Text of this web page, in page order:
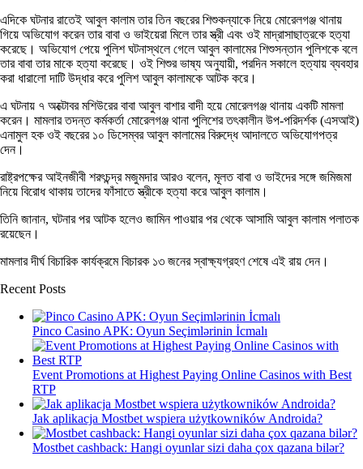
এদিকে ঘটনার রাতেই আবুল কালাম তার তিন বছরের শিশুকন্যাকে নিয়ে মোরেলগঞ্জ থানায়
গিয়ে অভিযোগ করেন তার বাবা ও ভাইয়েরা মিলে তার স্ত্রী এবং ওই মাদ্রাসাছাত্রকে হত্যা
করেছে। অভিযোগ পেয়ে পুলিশ ঘটনাস্থলে গেলে আবুল কালামের শিশুসন্তান পুলিশকে বলে
তার বাবা তার মাকে হত্যা করেছে। ওই শিশুর ভাষ্য অনুযায়ী, পরদিন সকালে হত্যায় ব্যবহার
করা ধারালো দাটি উদ্ধার করে পুলিশ আবুল কালামকে আটক করে।
এ ঘটনায় ৭ অক্টোবর মশিউরের বাবা আবুল বাশার বাদী হয়ে মোরেলগঞ্জ থানায় একটি মামলা
করেন। মামলার তদন্ত কর্মকর্তা মোরেলগঞ্জ থানা পুলিশের তৎকালীন উপ-পরিদর্শক (এসআই)
এনামুল হক ওই বছরের ১০ ডিসেম্বর আবুল কালামের বিরুদ্ধে আদালতে অভিযোগপত্র
দেন।
রাষ্ট্রপক্ষের আইনজীবী শরৎচন্দ্র মজুমদার আরও বলেন, মূলত বাবা ও ভাইদের সঙ্গে জমিজমা
নিয়ে বিরোধ থাকায় তাদের ফাঁসাতে স্ত্রীকে হত্যা করে আবুল কালাম।
তিনি জানান, ঘটনার পর আটক হলেও জামিন পাওয়ার পর থেকে আসামি আবুল কালাম পলাতক
রয়েছেন।
মামলার দীর্ঘ বিচারিক কার্যক্রমে বিচারক ১৩ জনের স্বাক্ষ্যগ্রহণ শেষে এই রায় দেন।
Recent Posts
Pinco Casino APK: Oyun Seçimlərinin İcmalı
Event Promotions at Highest Paying Online Casinos with Best
RTP
Jak aplikacja Mostbet wspiera użytkowników Androida?
Mostbet cashback: Hangi oyunlar sizi daha çox qazana bilər?